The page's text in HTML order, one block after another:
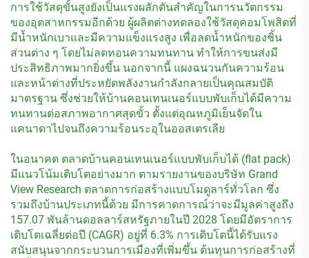
การใช้วัสดุขั้นสูงยังเป็นแรงผลักดันสำคัญในการนวัตกรรม
ของอุตสาหกรรมอีกด้วย ผู้ผลิตต่างทดลองใช้วัสดุคอมโพสิตที่
มีน้ำหนักเบาและมีความแข็งแรงสูง เพื่อลดน้ำหนักของชิ้น
ส่วนต่าง ๆ โดยไม่ลดทอนความทนทาน ทำให้การขนส่งมี
ประสิทธิภาพมากยิ่งขึ้น นอกจากนี้ แผงฉนวนกันความร้อน
และหน้าต่างที่ประหยัดพลังงานกำลังกลายเป็นคุณสมบัติ
มาตรฐาน ซึ่งช่วยให้บ้านคอนเทนเนอร์แบบพับเก็บได้มีความ
ทนทานต่อสภาพอากาศสุดขั้ว ตั้งแต่อุณหภูมิเย็นจัดใน
แคนาดาไปจนถึงความร้อนระอุในออสเตรเลีย
ในอนาคต ตลาดบ้านคอนเทนเนอร์แบบพับเก็บได้ (flat pack)
มีแนวโน้มเติบโตอย่างมาก ตามรายงานของบริษัท Grand
View Research ตลาดการก่อสร้างแบบโมดูลาร์ทั่วโลก ซึ่ง
รวมถึงบ้านประเภทนี้ด้วย มีการคาดการณ์ว่าจะมีมูลค่าสูงถึง
157.07 พันล้านดอลลาร์สหรัฐภายในปี 2028 โดยมีอัตราการ
เติบโตเฉลี่ยต่อปี (CAGR) อยู่ที่ 6.3% การเติบโตนี้ได้รับแรง
สนับสนุนจากกระบวนการเมืองที่เพิ่มขึ้น ต้นทุนการก่อสร้างที่